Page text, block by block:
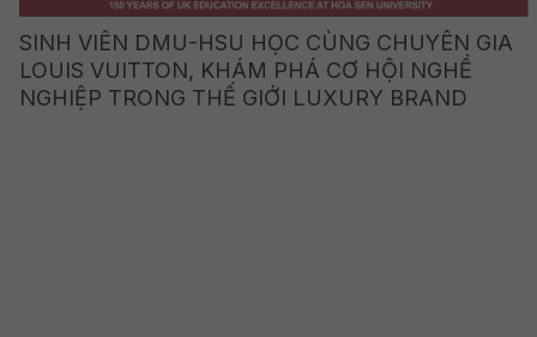
SINH VIÊN DMU-HSU HỌC CÙNG CHUYÊN GIA
LOUIS VUITTON, KHÁM PHÁ CƠ HỘI NGHỀ
NGHIỆP TRONG THẾ GIỚI LUXURY BRAND